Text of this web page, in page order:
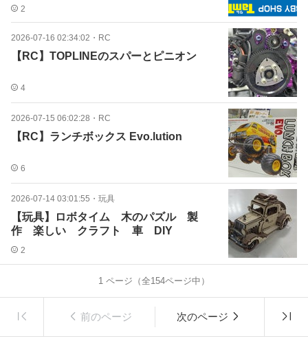
2
2026-07-16 02:34:02 ・ RC
【RC】TOPLINEのスパーとピニオン
4
2026-07-15 06:02:28 ・ RC
【RC】ランチボックス Evo.lution
6
2026-07-14 03:01:55 ・ 玩具
【玩具】ロボタイム 木のパズル 製
作 楽しい クラフト 車 DIY
2
1 ページ（全154ページ中）
前のページ 次のページ